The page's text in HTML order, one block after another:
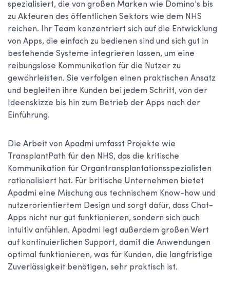
spezialisiert, die von großen Marken wie Domino's bis
zu Akteuren des öffentlichen Sektors wie dem NHS
reichen. Ihr Team konzentriert sich auf die Entwicklung
von Apps, die einfach zu bedienen sind und sich gut in
bestehende Systeme integrieren lassen, um eine
reibungslose Kommunikation für die Nutzer zu
gewährleisten. Sie verfolgen einen praktischen Ansatz
und begleiten ihre Kunden bei jedem Schritt, von der
Ideenskizze bis hin zum Betrieb der Apps nach der
Einführung.
Die Arbeit von Apadmi umfasst Projekte wie
TransplantPath für den NHS, das die kritische
Kommunikation für Organtransplantationsspezialisten
rationalisiert hat. Für britische Unternehmen bietet
Apadmi eine Mischung aus technischem Know-how und
nutzerorientiertem Design und sorgt dafür, dass Chat-
Apps nicht nur gut funktionieren, sondern sich auch
intuitiv anfühlen. Apadmi legt außerdem großen Wert
auf kontinuierlichen Support, damit die Anwendungen
optimal funktionieren, was für Kunden, die langfristige
Zuverlässigkeit benötigen, sehr praktisch ist.